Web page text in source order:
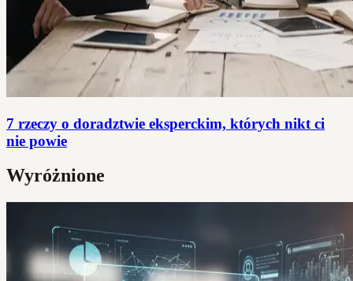
7 rzeczy o doradztwie eksperckim, których nikt ci
nie powie
Wyróżnione